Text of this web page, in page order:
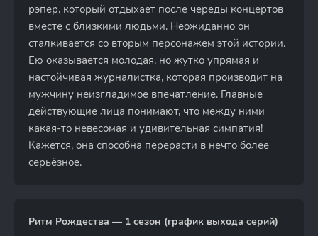
рэпер, который отдыхает после череды концертов
вместе с близкими людьми. Неожиданно он
сталкивается со вторым персонажем этой истории.
Ею оказывается молодая, но жутко упрямая и
настойчивая журналистка, которая производит на
мужчину неизгладимое впечатление. Главные
действующие лица понимают, что между ними
какая-то невесомая и удивительная симпатия!
Кажется, она способна перерасти в нечто более
серьёзное.
Ритм Рождества — 1 сезон (график выхода серий)